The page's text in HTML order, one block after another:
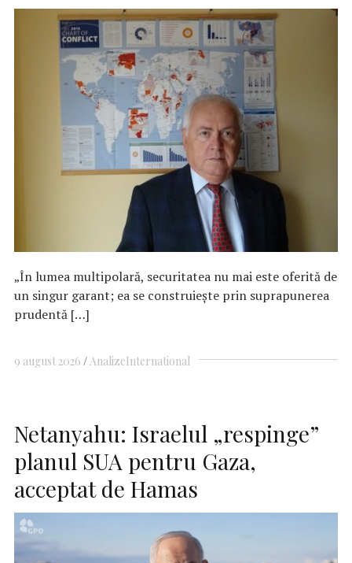
„În lumea multipolară, securitatea nu mai este oferită de
un singur garant; ea se construiește prin suprapunerea
prudentă […]
9 august 2026 AnalizeInternational
Netanyahu: Israelul „respinge”
planul SUA pentru Gaza,
acceptat de Hamas